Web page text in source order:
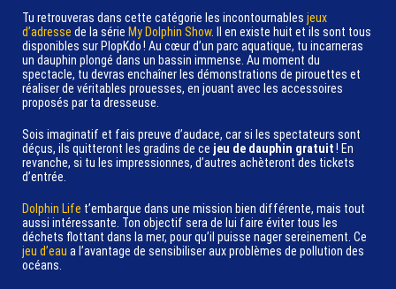
Tu retrouveras dans cette catégorie les incontournables jeux
d’adresse de la série My Dolphin Show. Il en existe huit et ils sont tous
disponibles sur PlopKdo ! Au cœur d’un parc aquatique, tu incarneras
un dauphin plongé dans un bassin immense. Au moment du
spectacle, tu devras enchaîner les démonstrations de pirouettes et
réaliser de véritables prouesses, en jouant avec les accessoires
proposés par ta dresseuse.
Sois imaginatif et fais preuve d’audace, car si les spectateurs sont
déçus, ils quitteront les gradins de ce jeu de dauphin gratuit! En
revanche, si tu les impressionnes, d’autres achèteront des tickets
d’entrée.
Dolphin Life t’embarque dans une mission bien différente, mais tout
aussi intéressante. Ton objectif sera de lui faire éviter tous les
déchets flottant dans la mer, pour qu’il puisse nager sereinement. Ce
jeu d’eau a l’avantage de sensibiliser aux problèmes de pollution des
océans.